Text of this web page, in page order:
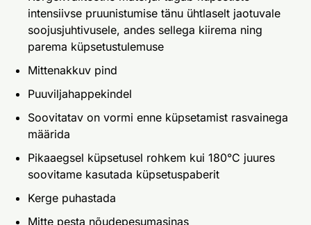
intensiivse pruunistumise tänu ühtlaselt jaotuvale
soojusjuhtivusele, andes sellega kiirema ning
parema küpsetustulemuse
Mittenakkuv pind
Puuviljahappekindel
Soovitatav on vormi enne küpsetamist rasvainega
määrida
Pikaaegsel küpsetusel rohkem kui 180°C juures
soovitame kasutada küpsetuspaberit
Kerge puhastada
Mitte pesta nõudepesumasinas